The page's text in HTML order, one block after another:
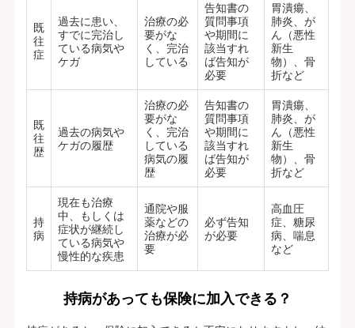
既
往
症
過去に患い、
すでに完治し
ている病気や
ケガ
治療の必
要がな
く、完治
している
告知書の
質問事項
や期間に
該当すれ
ば告知が
必要
胃潰瘍、
肺炎、が
ん（悪性
新生
物）、骨
折など
既
往
歴
過去の病気や
ケガの履歴
治療の必
要がな
く、完治
している
病気の履
歴
告知書の
質問事項
や期間に
該当すれ
ば告知が
必要
胃潰瘍、
肺炎、が
ん（悪性
新生
物）、骨
折など
持
病
現在も治療
中、もしくは
症状が継続し
ている病気や
慢性的な疾患
通院や服
薬などの
治療が必
要
必ず告知
が必要
高血圧
症、糖尿
病、喘息
など
持病があっても保険に加入できる？